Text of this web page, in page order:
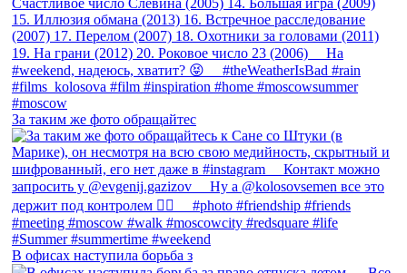
За таким же фото обращайтес
В офисах наступила борьба з